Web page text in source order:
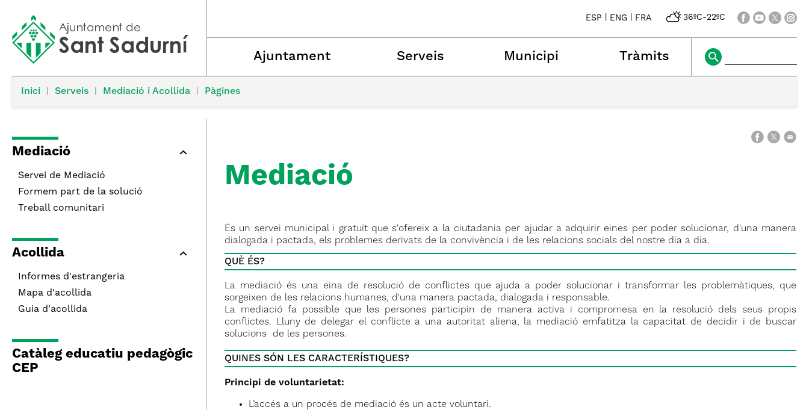
ESP ENG FRA 36ºC-22ºC
Ajuntament Serveis Municipi Tràmits
Inici Serveis Mediació i Acollida Pàgines
Mediació
Servei de Mediació
Formem part de la solució
Treball comunitari
Acollida
Informes d'estrangeria
Mapa d'acollida
Guia d'acollida
Catàleg educatiu pedagògic
CEP
Mediació
És un servei municipal i gratuït que s'ofereix a la ciutadania per ajudar a adquirir eines per poder solucionar, d'una manera
dialogada i pactada, els problemes derivats de la convivència i de les relacions socials del nostre dia a dia.
QUÈ ÉS?
La mediació és una eina de resolució de conflictes que ajuda a poder solucionar i transformar les problemàtiques, que
sorgeixen de les relacions humanes, d'una manera pactada, dialogada i responsable.
La mediació fa possible que les persones participin de manera activa i compromesa en la resolució dels seus propis
conflictes. Lluny de delegar el conflicte a una autoritat aliena, la mediació emfatitza la capacitat de decidir i de buscar
solucions de les persones.
QUINES SÓN LES CARACTERÍSTIQUES?
Principi de voluntarietat:
L’accés a un procés de mediació és un acte voluntari.